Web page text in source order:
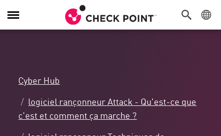
Navigation
dans
Cyber Hub
logiciel rançonneur Attack - Qu'est-ce que
c'est et comment ça marche ?